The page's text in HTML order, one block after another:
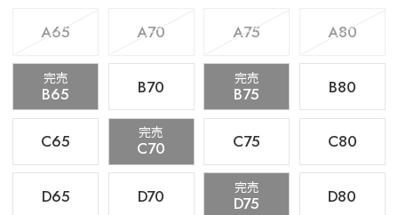
A65 A70 A75 A80
完売
B65 B70 完売
B75 B80
C65 完売
C70 C75 C80
D65 D70 完売
D75 D80